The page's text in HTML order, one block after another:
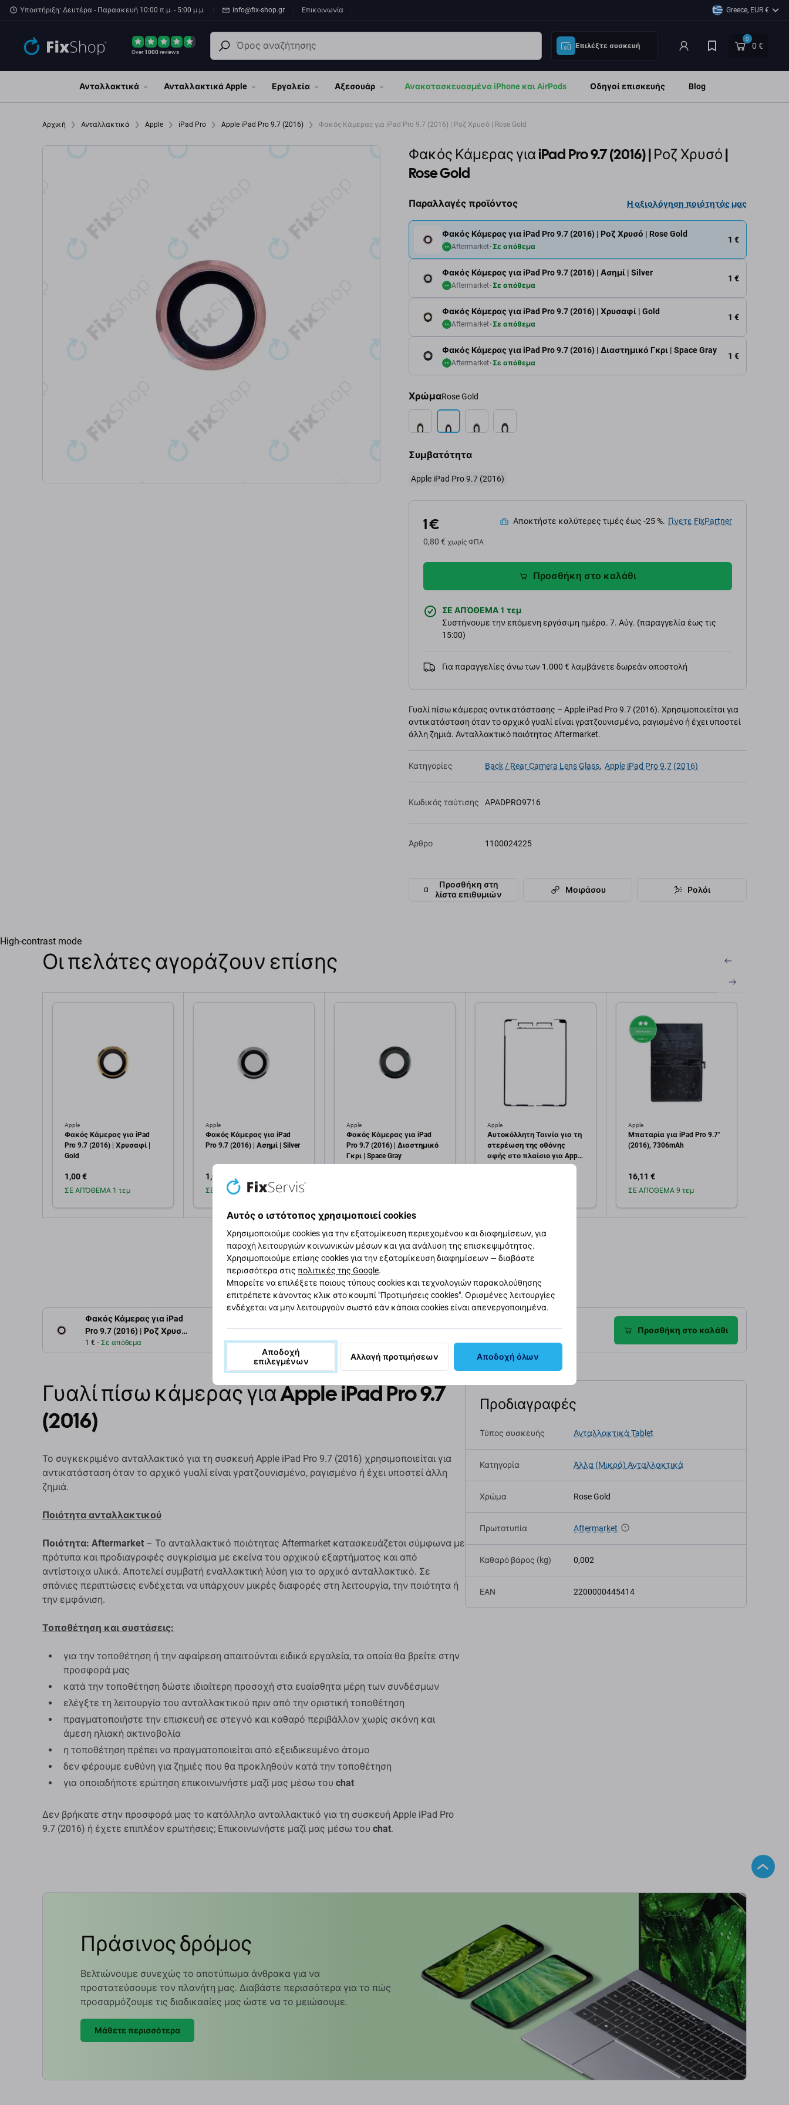
Παράβλεψη στο κύριο περιεχόμενο
Υποστήριξη: Δευτέρα - Παρασκευή 10:00 π.μ. - 5:00 μ.μ. info@fix-shop.gr Επικοινωνία Greece, EUR €
Over1000reviews
Επιλέξτε συσκευή
0
0 €
Ανταλλακτικά Ανταλλακτικά Apple Εργαλεία Αξεσουάρ Ανακατασκευασμένα iPhone και AirPods Οδηγοί επισκευής Blog
Αρχική Ανταλλακτικά Apple iPad Pro Apple iPad Pro 9.7 (2016) Φακός Κάμερας για iPad Pro 9.7 (2016) | Ροζ Χρυσό | Rose Gold
Φακός Κάμερας για iPad Pro 9.7 (2016) | Ροζ Χρυσό |
Rose Gold
Παραλλαγές προϊόντος Η αξιολόγηση ποιότητάς μας
Φακός Κάμερας για iPad Pro 9.7 (2016) | Ροζ Χρυσό | Rose Gold
Aftermarket Σε απόθεμα
1 €
Φακός Κάμερας για iPad Pro 9.7 (2016) | Ασημί | Silver
Aftermarket Σε απόθεμα
1 €
Φακός Κάμερας για iPad Pro 9.7 (2016) | Χρυσαφί | Gold
Aftermarket Σε απόθεμα
1 €
Φακός Κάμερας για iPad Pro 9.7 (2016) | Διαστημικό Γκρι | Space Gray
Aftermarket Σε απόθεμα
1 €
ΧρώμαRose Gold
Συμβατότητα
Apple iPad Pro 9.7 (2016)
1 €
0,80 € χωρίς ΦΠΑ
Αποκτήστε καλύτερες τιμές έως -25 %. Γίνετε FixPartner
Προσθήκη στο καλάθι
ΣΕ ΑΠΌΘΕΜΑ 1 τεμ
Συστήνουμε την επόμενη εργάσιμη ημέρα. 7. Αύγ. (παραγγελία έως τις
15:00)
Για παραγγελίες άνω των 1.000 € λαμβάνετε δωρεάν αποστολή
Γυαλί πίσω κάμερας αντικατάστασης – Apple iPad Pro 9.7 (2016). Χρησιμοποιείται για
αντικατάσταση όταν το αρχικό γυαλί είναι γρατζουνισμένο, ραγισμένο ή έχει υποστεί
άλλη ζημιά. Ανταλλακτικό ποιότητας Aftermarket.
Κατηγορίες Back / Rear Camera Lens Glass, Apple iPad Pro 9.7 (2016)
Κωδικός ταύτισης APADPRO9716
Άρθρο 1100024225
Προσθήκη στη
λίστα επιθυμιών
Μοιράσου Ρολόι
High-contrast mode
Οι πελάτες αγοράζουν επίσης
Apple
Φακός Κάμερας για iPad
Pro 9.7 (2016) | Χρυσαφί |
Gold
1,00 €
ΣΕ ΑΠΌΘΕΜΑ 1 τεμ
καλάθι
Apple
Φακός Κάμερας για iPad
Pro 9.7 (2016) | Ασημί | Silver
1,00 €
ΣΕ ΑΠΌΘΕΜΑ 1 τεμ
καλάθι
Apple
Φακός Κάμερας για iPad
Pro 9.7 (2016) | Διαστημικό
Γκρι | Space Gray
καλάθι
Apple
Αυτοκόλλητη Ταινία για τη
στερέωση της οθόνης
αφής στο πλαίσιο για Apple
iPad Pro 9.7 | 2016
Apple
Μπαταρία για iPad Pro 9.7"
(2016), 7306mAh
16,11 €
ΣΕ ΑΠΌΘΕΜΑ 9 τεμ
Φακός Κάμερας για iPad
Pro 9.7 (2016) | Ροζ Χρυσό |
Rose Gold
1 € Σε απόθεμα
Περιγραφή και προδιαγραφές Ποιότητα Αποστολές και επιστροφές Προσθήκη στο καλάθι
Γυαλί πίσω κάμερας για Apple iPad Pro 9.7
(2016)
Το συγκεκριμένο ανταλλακτικό για τη συσκευή Apple iPad Pro 9.7 (2016) χρησιμοποιείται για
αντικατάσταση όταν το αρχικό γυαλί είναι γρατζουνισμένο, ραγισμένο ή έχει υποστεί άλλη
ζημιά.
Ποιότητα ανταλλακτικού
Ποιότητα: Aftermarket – Το ανταλλακτικό ποιότητας Aftermarket κατασκευάζεται σύμφωνα με
πρότυπα και προδιαγραφές συγκρίσιμα με εκείνα του αρχικού εξαρτήματος και από
αντίστοιχα υλικά. Αποτελεί συμβατή εναλλακτική λύση για το αρχικό ανταλλακτικό. Σε
σπάνιες περιπτώσεις ενδέχεται να υπάρχουν μικρές διαφορές στη λειτουργία, την ποιότητα ή
την εμφάνιση.
Τοποθέτηση και συστάσεις:
για την τοποθέτηση ή την αφαίρεση απαιτούνται ειδικά εργαλεία, τα οποία θα βρείτε στην
προσφορά μας
κατά την τοποθέτηση δώστε ιδιαίτερη προσοχή στα ευαίσθητα μέρη των συνδέσμων
ελέγξτε τη λειτουργία του ανταλλακτικού πριν από την οριστική τοποθέτηση
πραγματοποιήστε την επισκευή σε στεγνό και καθαρό περιβάλλον χωρίς σκόνη και
άμεση ηλιακή ακτινοβολία
η τοποθέτηση πρέπει να πραγματοποιείται από εξειδικευμένο άτομο
δεν φέρουμε ευθύνη για ζημιές που θα προκληθούν κατά την τοποθέτηση
για οποιαδήποτε ερώτηση επικοινωνήστε μαζί μας μέσω του chat
Δεν βρήκατε στην προσφορά μας το κατάλληλο ανταλλακτικό για τη συσκευή Apple iPad Pro
9.7 (2016) ή έχετε επιπλέον ερωτήσεις; Επικοινωνήστε μαζί μας μέσω του chat.
Προδιαγραφές
Τύπος συσκευής Ανταλλακτικά Tablet
Κατηγορία Άλλα (Μικρά) Ανταλλακτικά
Χρώμα Rose Gold
Πρωτοτυπία Aftermarket
Καθαρό βάρος (kg) 0,002
EAN 2200000445414
Πράσινος δρόμος
Βελτιώνουμε συνεχώς το αποτύπωμα άνθρακα για να
προστατεύσουμε τον πλανήτη μας. Διαβάστε περισσότερα για το πώς
προσαρμόζουμε τις διαδικασίες μας ώστε να το μειώσουμε.
Μάθετε περισσότερα
Αυτός ο ιστότοπος χρησιμοποιεί cookies
Χρησιμοποιούμε cookies για την εξατομίκευση περιεχομένου και διαφημίσεων, για
παροχή λειτουργιών κοινωνικών μέσων και για ανάλυση της επισκεψιμότητας.
Χρησιμοποιούμε επίσης cookies για την εξατομίκευση διαφημίσεων — διαβάστε
περισσότερα στις πολιτικές της Google.
Μπορείτε να επιλέξετε ποιους τύπους cookies και τεχνολογιών παρακολούθησης
επιτρέπετε κάνοντας κλικ στο κουμπί "Προτιμήσεις cookies". Ορισμένες λειτουργίες
ενδέχεται να μην λειτουργούν σωστά εάν κάποια cookies είναι απενεργοποιημένα.
Αποδοχή
επιλεγμένων
Αλλαγή προτιμήσεων Αποδοχή όλων